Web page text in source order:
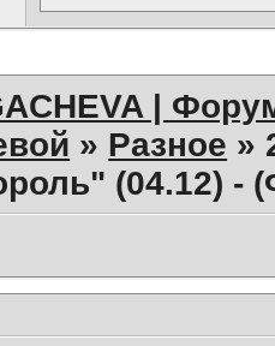
|
» Разное »
(04.12) -